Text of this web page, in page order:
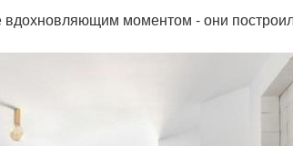
вдохновляющим моментом - они